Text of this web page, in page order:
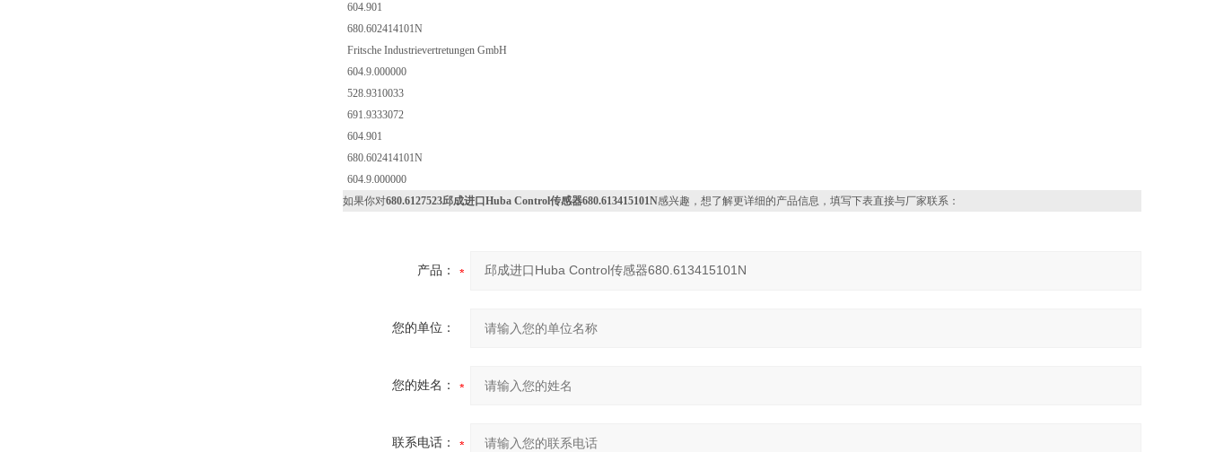
604.901
680.602414101N
Fritsche Industrievertretungen GmbH
604.9.000000
528.9310033
691.9333072
604.901
680.602414101N
604.9.000000
如果你对680.6127523邱成进口Huba Control传感器680.613415101N感兴趣，想了解更详细的产品信息，填写下表直接与厂家联系：
产品：
您的单位：
您的姓名：
联系电话：